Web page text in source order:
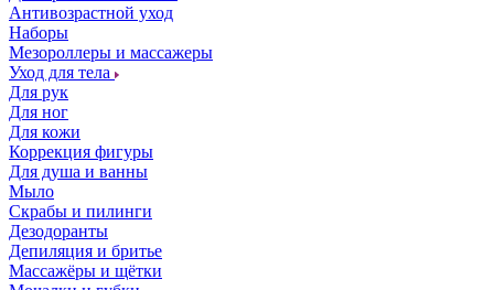
Антивозрастной уход
Наборы
Мезороллеры и массажеры
Уход для тела
Для рук
Для ног
Для кожи
Коррекция фигуры
Для душа и ванны
Мыло
Скрабы и пилинги
Дезодоранты
Депиляция и бритье
Массажёры и щётки